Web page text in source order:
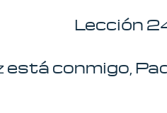
Lección
está conmigo,